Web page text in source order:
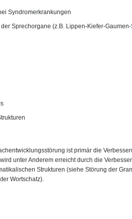
Syndromerkrankungen
Sprechorgane (z.B. Lippen-Kiefer-
ist primär die
unter Anderem erreicht durch die
Strukturen (siehe Störung der
Wortschatz).